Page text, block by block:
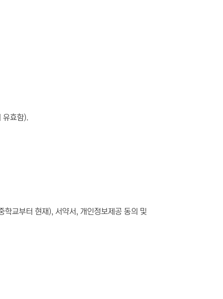
유효함).
교부터 현재), 서약서, 개인정보제공 동의 및